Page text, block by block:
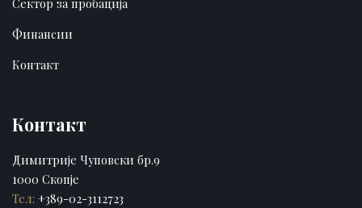
Финансии
Контакт
Контакт
Димитрије Чуповски бр.9
1000 Скопје
Тел: +389-02-3112723